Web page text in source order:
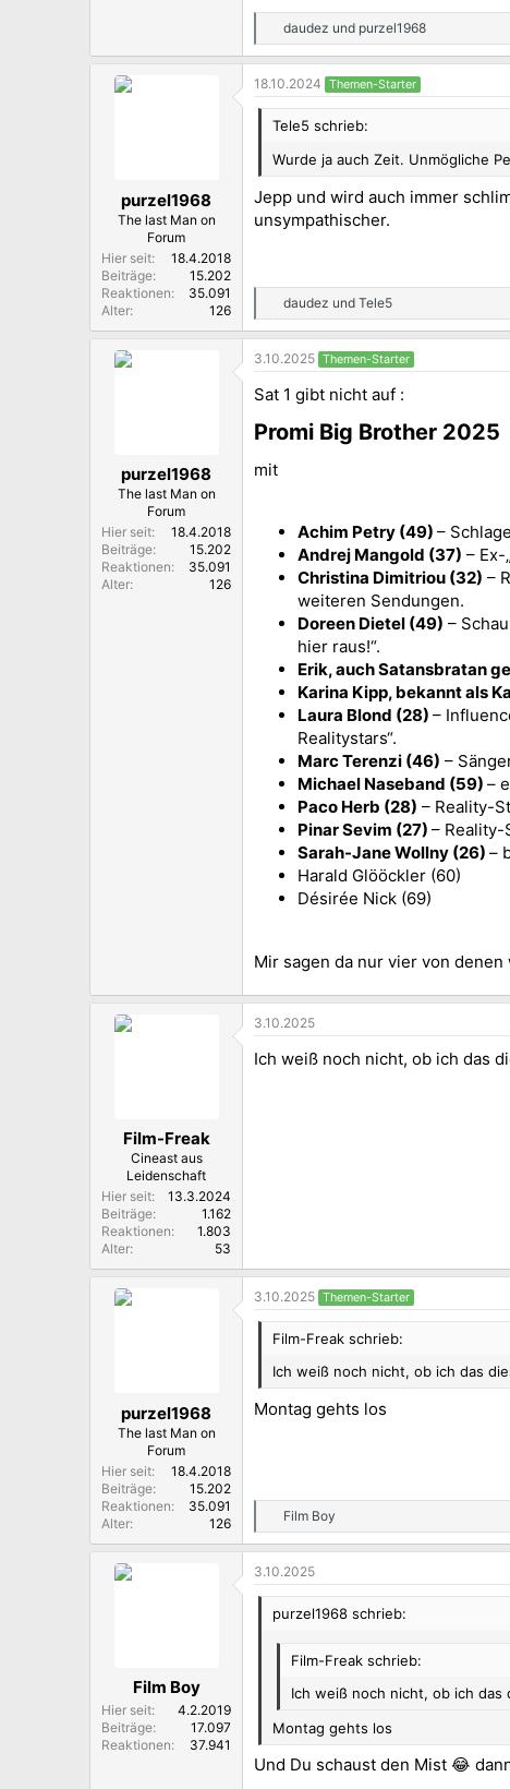
e
a
k
t
e
n
daudez und purzel1968
purzel1968
The last Man on
Forum
Hier seit
18.4.2018
Beiträge
15.202
Reaktionen
35.091
Alter
126
18.10.2024 Themen-Starter
Tele5 schrieb:
Wurde ja auch Zeit. Unmögliche
Jepp und wird auch immer
unsympathischer.
e
a
k
i
n
n
daudez und Tele5
purzel1968
The last Man on
Forum
Hier seit
18.4.2018
Beiträge
15.202
Reaktionen
35.091
Alter
126
3.10.2025 Themen-Starter
Sat 1 gibt nicht auf :
Promi Big Brother 2025​
mit
Achim Petry (49) –
Andrej Mangold (37) – Ex-
Christina Dimitriou (32) –
weiteren Sendungen.
Doreen Dietel (49) –
hier raus!“.
Erik, auch Satansbratan
Karina Kipp, bekannt als
Laura Blond (28) –
Realitystars“.
Marc Terenzi (46) –
Michael Naseband (59) –
Paco Herb (28) – Reality-
Pinar Sevim (27) – Reality-
Sarah-Jane Wollny (26) –
Harald Glööckler (60)
Désirée Nick (69)
Mir sagen da nur vier von
Film-Freak
Cineast aus
Leidenschaft
Hier seit
13.3.2024
Beiträge
1.162
Reaktionen
1.803
Alter
53
3.10.2025
Ich weiß noch nicht, ob ich das
purzel1968
The last Man on
Forum
Hier seit
18.4.2018
Beiträge
15.202
Reaktionen
35.091
Alter
126
3.10.2025 Themen-Starter
Film-Freak schrieb:
Ich weiß noch nicht, ob ich das
Montag gehts los
e
a
k
t
Film Boy
Film Boy
Hier seit
4.2.2019
Beiträge
17.097
Reaktionen
37.941
3.10.2025
purzel1968 schrieb:
Film-Freak schrieb:
Ich weiß noch nicht, ob ich das
Montag gehts los
Und Du schaust den Mist 😂